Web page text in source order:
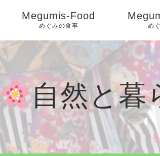
Megumis-Food
めぐみの食事 め
自然と暮